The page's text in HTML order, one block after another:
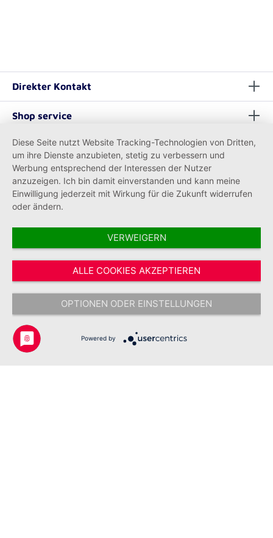
Direkter Kontakt
Shop service
Informationen
Vertrag widerrufen
* Alle Preise inkl. gesetzl. Mehrwertsteuer zzgl.Versandkostenund ggf.
Nachnahmegebühren, wenn nicht anders angegeben.
Copyright © 2026 Johanniter-Unfall-Hilfe e.V. - Alle Rechte
vorbehalten.
Diese Seite nutzt Website Tracking-Technologien von Dritten,
um ihre Dienste anzubieten, stetig zu verbessern und
Werbung entsprechend der Interessen der Nutzer
anzuzeigen. Ich bin damit einverstanden und kann meine
Einwilligung jederzeit mit Wirkung für die Zukunft widerrufen
oder ändern.
VERWEIGERN
ALLE COOKIES AKZEPTIEREN
OPTIONEN ODER EINSTELLUNGEN
Powered by